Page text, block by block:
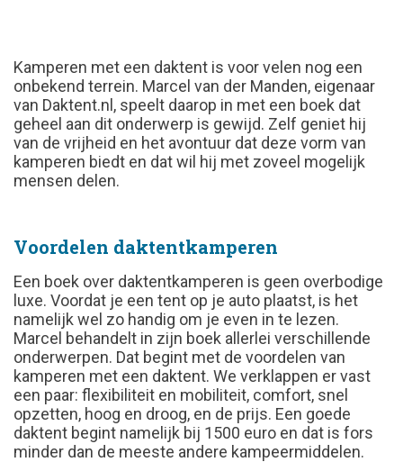
Kamperen met een daktent is voor velen nog een
onbekend terrein. Marcel van der Manden, eigenaar
van Daktent.nl, speelt daarop in met een boek dat
geheel aan dit onderwerp is gewijd. Zelf geniet hij
van de vrijheid en het avontuur dat deze vorm van
kamperen biedt en dat wil hij met zoveel mogelijk
mensen delen.
Voordelen daktentkamperen
Een boek over daktentkamperen is geen overbodige
luxe. Voordat je een tent op je auto plaatst, is het
namelijk wel zo handig om je even in te lezen.
Marcel behandelt in zijn boek allerlei verschillende
onderwerpen. Dat begint met de voordelen van
kamperen met een daktent. We verklappen er vast
een paar: flexibiliteit en mobiliteit, comfort, snel
opzetten, hoog en droog, en de prijs. Een goede
daktent begint namelijk bij 1500 euro en dat is fors
minder dan de meeste andere kampeermiddelen.